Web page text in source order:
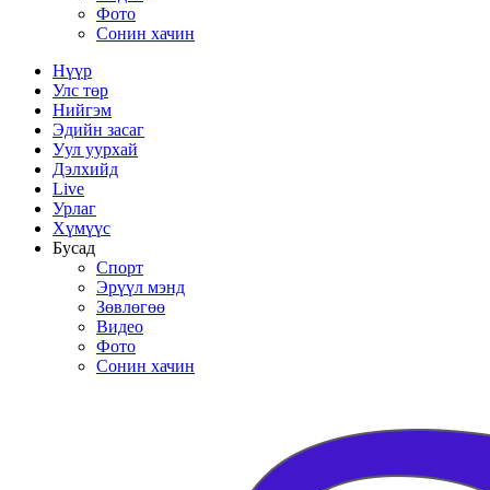
Фото
Сонин хачин
Нүүр
Улс төр
Нийгэм
Эдийн засаг
Уул уурхай
Дэлхийд
Live
Урлаг
Хүмүүс
Бусад
Спорт
Эрүүл мэнд
Зөвлөгөө
Видео
Фото
Сонин хачин